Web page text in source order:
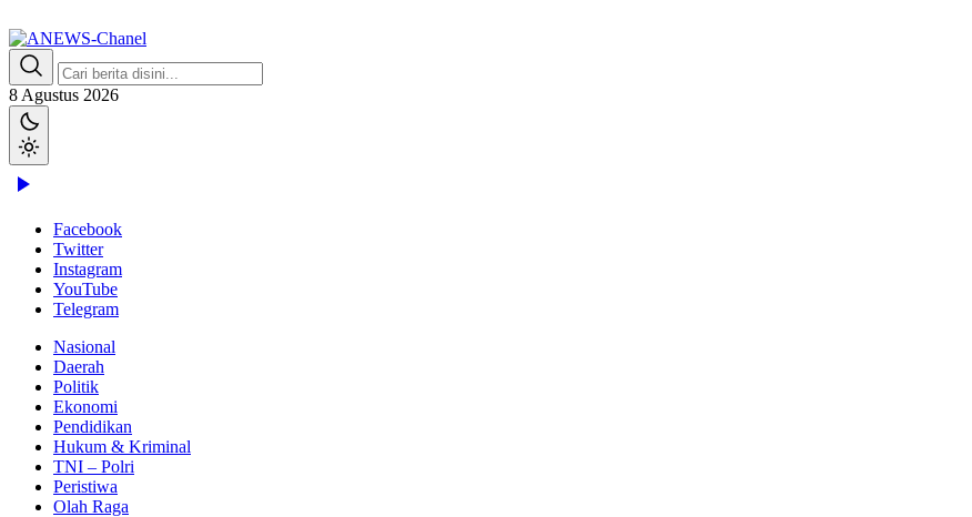
ke
konten
ANEWS-Chanel
Independen, Lugas & Inspiratif
8 Agustus 2026
Facebook
Twitter
Instagram
YouTube
Telegram
Nasional
Daerah
Politik
Ekonomi
Pendidikan
Hukum & Kriminal
TNI – Polri
Peristiwa
Olah Raga